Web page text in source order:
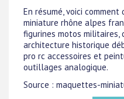
En résumé, voici
miniature rhône alpes
figurines motos militaires,
architecture historique
pro rc accessoires et
outillages analogique.
Source : maquettes-